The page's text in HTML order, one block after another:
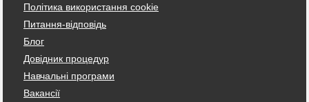
Політика використання cookie
Питання-відповідь
Блог
Довідник процедур
Навчальні програми
Вакансії